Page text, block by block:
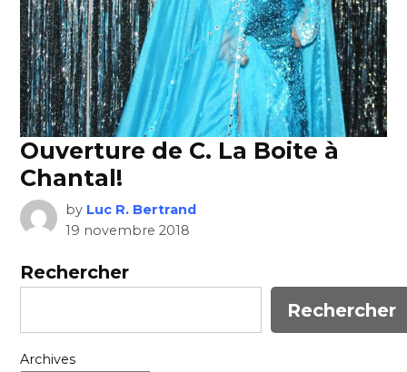
Ouverture de C. La Boite à
Chantal!
by Luc R. Bertrand
19 novembre 2018
Rechercher
Rechercher
Archives